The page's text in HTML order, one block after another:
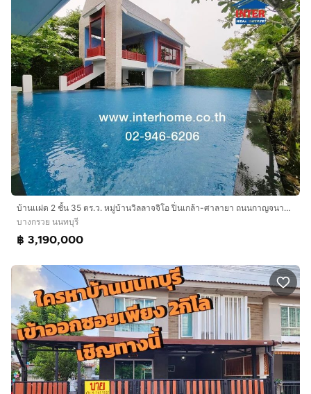
บ้านเเฝด 2 ชั้น 35 ตร.ว. หมู่บ้านวิลลาจจิโอ ปิ่นเกล้า-ศาลายา ถนนกาญจนาภิเษก ถนนสำเร็จพัฒนา บางกรวย นนทบุรี
บางกรวย นนทบุรี
฿ 3,190,000